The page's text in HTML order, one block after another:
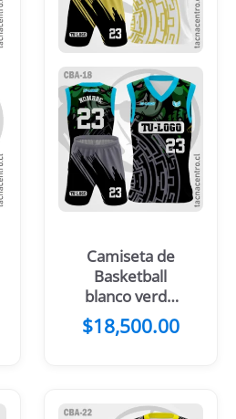
Camiseta de
Basketball
blanco verde
dorado
$18,500.00